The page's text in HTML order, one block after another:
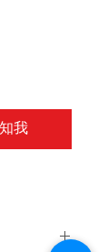
我